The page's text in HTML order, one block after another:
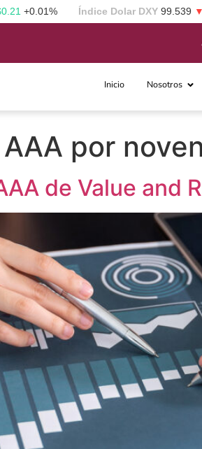
+0.01% Índice Dolar DXY 99.539
Inicio Nosotros
por
de Value and